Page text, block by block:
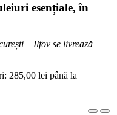
esențiale, în
– Ilfov se livrează
285,00 lei până la